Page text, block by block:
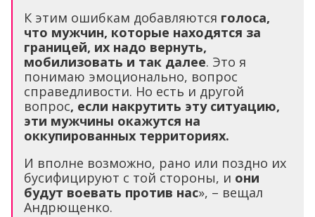
К этим ошибкам добавляются голоса,
что мужчин, которые находятся за
границей, их надо вернуть,
мобилизовать и так далее. Это я
понимаю эмоционально, вопрос
справедливости. Но есть и другой
вопрос, если накрутить эту ситуацию,
эти мужчины окажутся на
оккупированных территориях.
И вполне возможно, рано или поздно их
бусифицируют с той стороны, и они
будут воевать против нас», – вещал
Андрющенко.